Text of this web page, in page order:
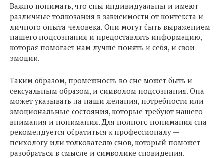
Важно понимать, что сны индивидуальны и имеют
различные толкования в зависимости от контекста и
личного опыта человека. Они могут быть выражением
нашего подсознания и предоставлять информацию,
которая помогает нам лучше понять и себя, и свои
эмоции.
Таким образом, промежность во сне может быть и
сексуальным образом, и символом подсознания. Она
может указывать на наши желания, потребности или
эмоциональные состояния, которые требуют нашего
внимания и понимания. Для полного понимания сна
рекомендуется обратиться к профессионалу —
психологу или толкователю снов, который поможет
разобраться в смысле и символике сновидения.